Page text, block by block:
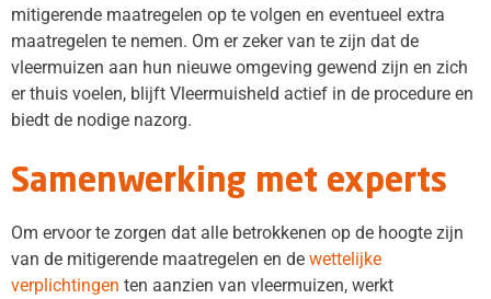
mitigerende maatregelen op te volgen en eventueel extra
maatregelen te nemen. Om er zeker van te zijn dat de
vleermuizen aan hun nieuwe omgeving gewend zijn en zich
er thuis voelen, blijft Vleermuisheld actief in de procedure en
biedt de nodige nazorg.
Samenwerking met experts
Om ervoor te zorgen dat alle betrokkenen op de hoogte zijn
van de mitigerende maatregelen en de wettelijke
verplichtingen ten aanzien van vleermuizen, werkt